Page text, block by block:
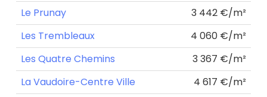
Le Prunay
3 442 €/m²
Les Trembleaux
4 060 €/m²
Les Quatre Chemins
3 367 €/m²
La Vaudoire-Centre Ville
4 617 €/m²